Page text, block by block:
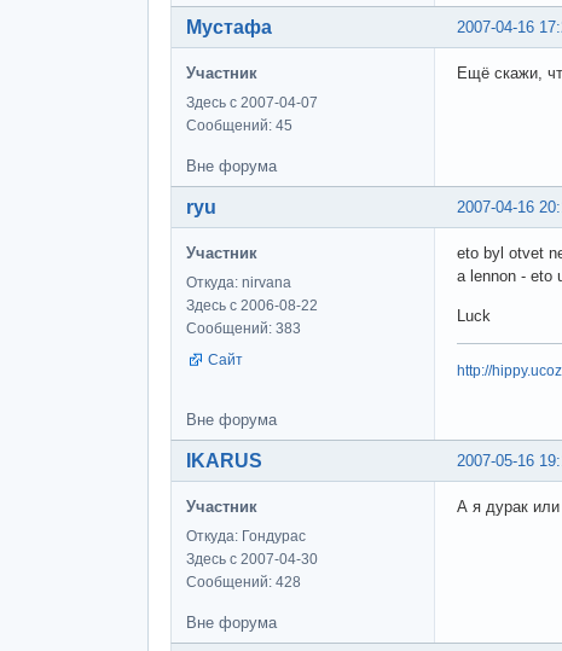
2007-04-16
Мустафа
Участник
Здесь с 2007-04-07
Сообщений: 45
Ещё скажи,
Вне форума
2007-04-16
ryu
Участник
Откуда: nirvana
Здесь с 2006-08-22
Сообщений: 383
Сайт
eto byl otvet
a lennon - eto
Luck
http://
Вне форума
2007-05-16
IKARUS
Участник
Откуда: Гондурас
Здесь с 2007-04-30
Сообщений: 428
А я дурак
Вне форума